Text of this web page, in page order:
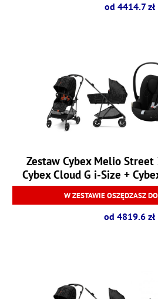
od 4414.7 zł
Zestaw Cybex Melio Street
Cybex Cloud G i-Size +
W ZESTAWIE OSZĘDZASZ
od 4819.6 zł